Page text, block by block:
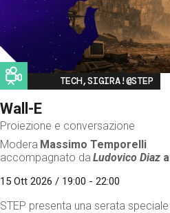
Image
TECH,SIGIRA!@STEP
Wall-E
Proiezione e conversazione
Modera Massimo Temporelli
accompagnato da Ludovico Diaz
15 Ott 2026 / 19:00 - 22:00
STEP presenta una serata